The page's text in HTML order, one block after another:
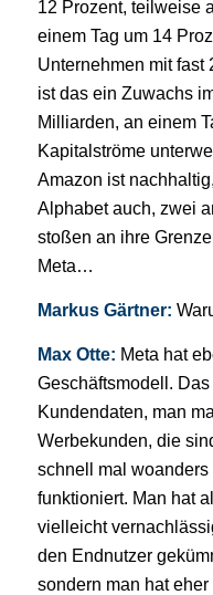
12 Prozent, teilweise
einem Tag um 14
Unternehmen mit
ist das ein Zuwachs
Milliarden, an einem
Kapitalströme
Amazon ist
Alphabet auch, zwei
stoßen an ihre
Meta…
Markus Gärtner:
Max Otte: Meta hat
Geschäftsmodell.
Kundendaten, man
Werbekunden, die
schnell mal
funktioniert. Man hat
vielleicht
den Endnutzer
sondern man hat